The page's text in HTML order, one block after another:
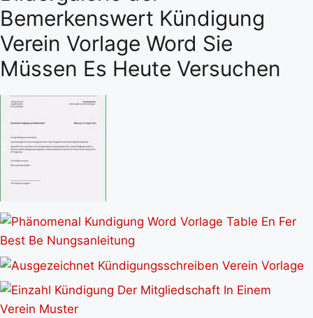
Bemerkenswert Kündigung
Verein Vorlage Word Sie
Müssen Es Heute Versuchen